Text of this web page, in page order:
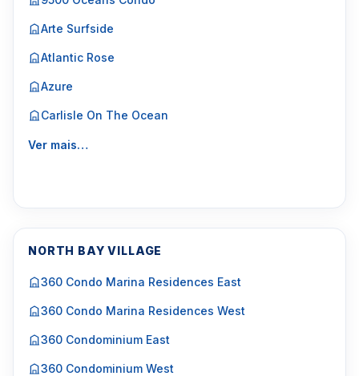
Arte Surfside
Atlantic Rose
Azure
Carlisle On The Ocean
Ver mais…
NORTH BAY VILLAGE
360 Condo Marina Residences East
360 Condo Marina Residences West
360 Condominium East
360 Condominium West